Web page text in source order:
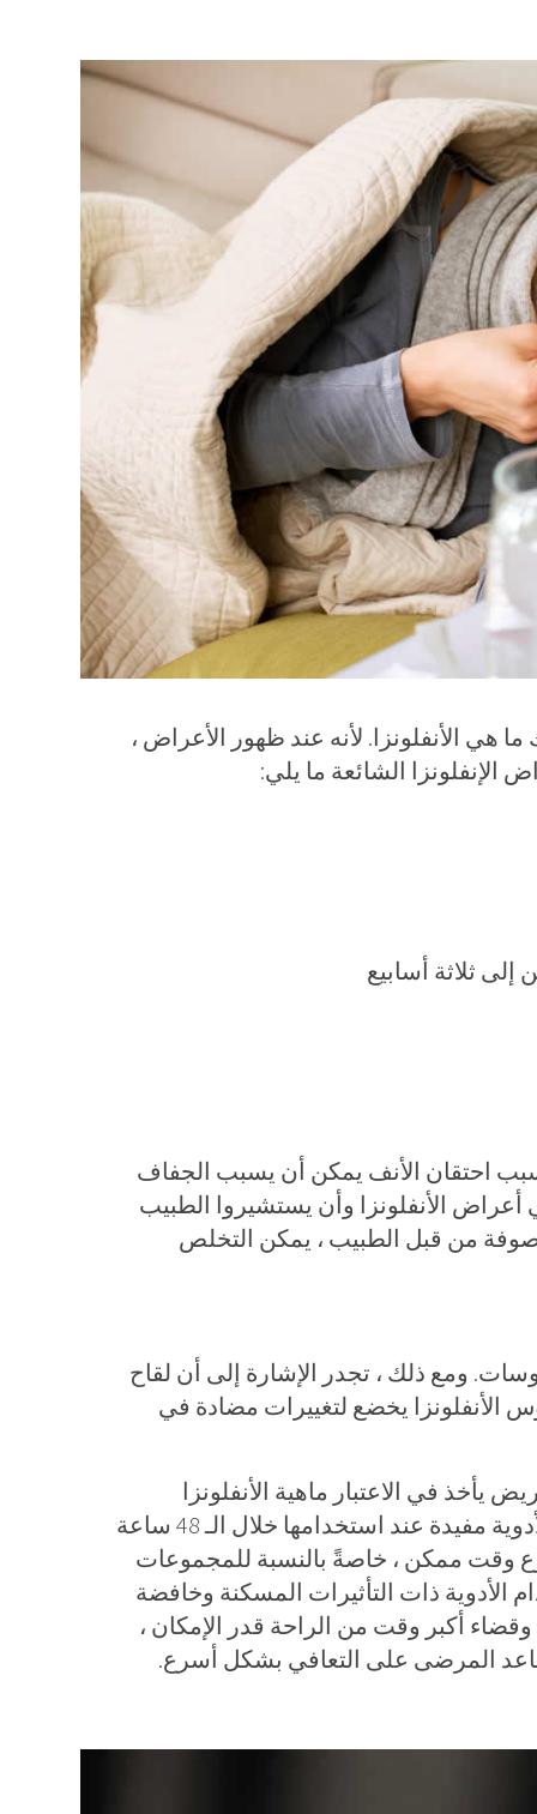
الأنفلونزا. لأنه عند ظهور الأعراض ،
الشائعة ما يلي:
ثلاثة أسابيع
احتقان الأنف يمكن أن يسبب الجفاف
الأنفلونزا وأن يستشيروا الطبيب
من قبل الطبيب ، يمكن التخلص
ومع ذلك ، تجدر الإشارة إلى أن لقاح
الأنفلونزا يخضع لتغييرات مضادة في
يأخذ في الاعتبار ماهية الأنفلونزا
واستشارة الطبيب يؤثر أيضًا على نجاح العلاج. لأن الأدوية مفيدة عند استخدامها خلال الـ 48 ساعة
وقت ممكن ، خاصةً بالنسبة للمجموعات
ذات التأثيرات المسكنة وخافضة
أكبر وقت من الراحة قدر الإمكان ،
المرضى على التعافي بشكل أسرع.